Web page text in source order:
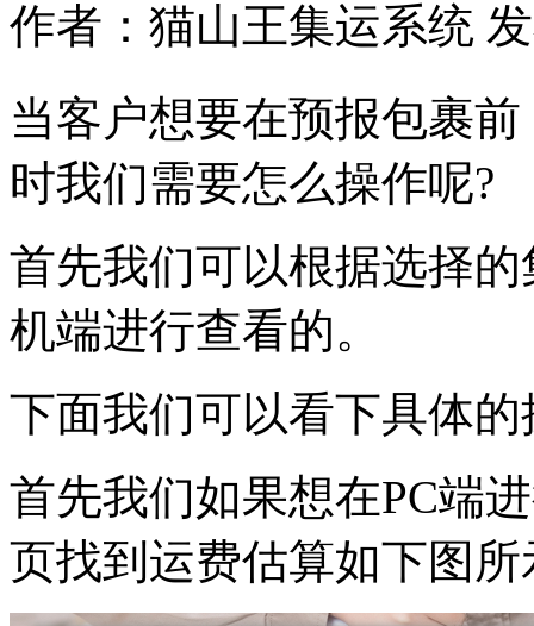
作者：猫山王集运系统
当客户想要在预报包裹
时我们需要怎么操作呢?
首先我们可以根据选择
机端进行查看的。
下面我们可以看下具体
首先我们如果想在PC端
页找到运费估算如下图所